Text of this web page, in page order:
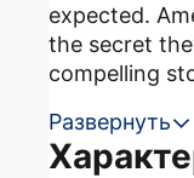
expected.
the secret
compelling
Развернуть